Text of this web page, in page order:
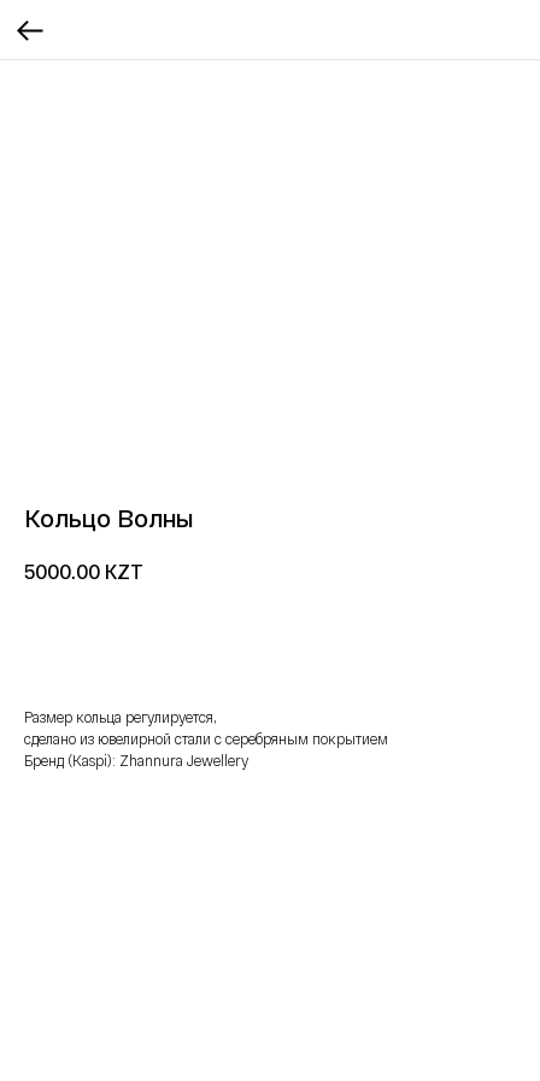
Кольцо Волны
5000.00 KZT
Размер кольца регулируется,
сделано из ювелирной стали с серебряным покрытием
Бренд (Kaspi): Zhannura Jewellery